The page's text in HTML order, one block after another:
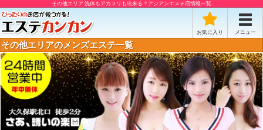
その他エリア 洗体もアカスリも出来る？アジアンエステ店情報一覧
お気に入り メニュー
その他エリアのメンズエステ一覧